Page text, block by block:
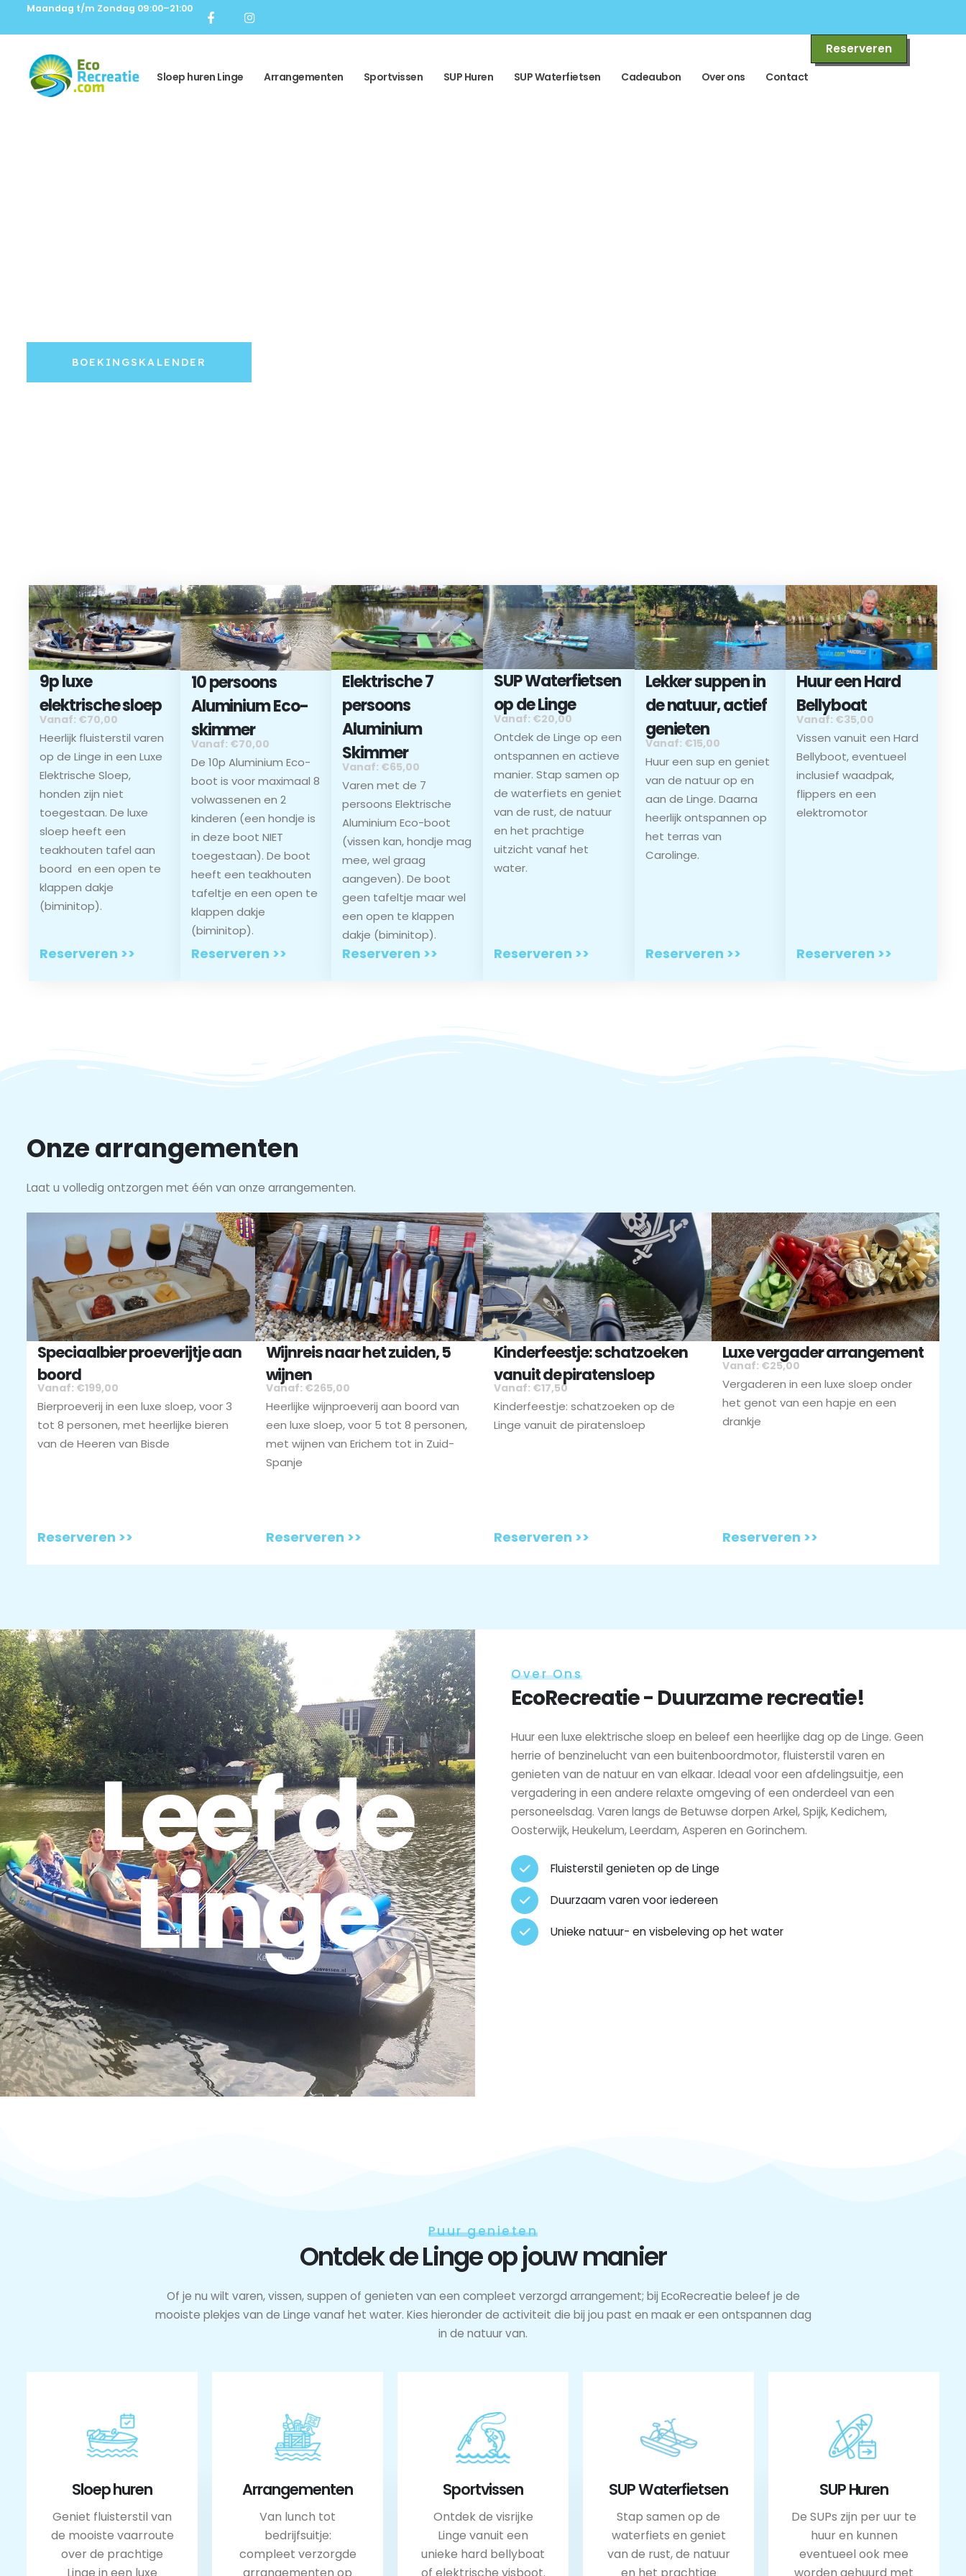
Maandag t/m Zondag 09:00–21:00
Sloep huren Linge Arrangementen Sportvissen SUP Huren SUP Waterfietsen Cadeaubon Over ons Contact
Reserveren
BOEKINGSKALENDER
9p luxe
elektrische sloep
Vanaf: €70,00
Heerlijk fluisterstil varen
op de Linge in een Luxe
Elektrische Sloep,
honden zijn niet
toegestaan. De luxe
sloep heeft een
teakhouten tafel aan
boord en een open te
klappen dakje
(biminitop).
Reserveren >>
10 persoons
Aluminium Eco-
skimmer
Vanaf: €70,00
De 10p Aluminium Eco-
boot is voor maximaal 8
volwassenen en 2
kinderen (een hondje is
in deze boot NIET
toegestaan). De boot
heeft een teakhouten
tafeltje en een open te
klappen dakje
(biminitop).
Reserveren >>
Elektrische 7
persoons
Aluminium
Skimmer
Vanaf: €65,00
Varen met de 7
persoons Elektrische
Aluminium Eco-boot
(vissen kan, hondje mag
mee, wel graag
aangeven). De boot
geen tafeltje maar wel
een open te klappen
dakje (biminitop).
Reserveren >>
SUP Waterfietsen
op de Linge
Vanaf: €20,00
Ontdek de Linge op een
ontspannen en actieve
manier. Stap samen op
de waterfiets en geniet
van de rust, de natuur
en het prachtige
uitzicht vanaf het
water.
Reserveren >>
Lekker suppen in
de natuur, actief
genieten
Vanaf: €15,00
Huur een sup en geniet
van de natuur op en
aan de Linge. Daarna
heerlijk ontspannen op
het terras van
Carolinge.
Reserveren >>
Huur een Hard
Bellyboat
Vanaf: €35,00
Vissen vanuit een Hard
Bellyboot, eventueel
inclusief waadpak,
flippers en een
elektromotor
Reserveren >>
Onze arrangementen
Laat u volledig ontzorgen met één van onze arrangementen.
Speciaalbier proeverijtje aan
boord
Vanaf: €199,00
Bierproeverij in een luxe sloep, voor 3
tot 8 personen, met heerlijke bieren
van de Heeren van Bisde
Reserveren >>
Wijnreis naar het zuiden, 5
wijnen
Vanaf: €265,00
Heerlijke wijnproeverij aan boord van
een luxe sloep, voor 5 tot 8 personen,
met wijnen van Erichem tot in Zuid-
Spanje
Reserveren >>
Kinderfeestje: schatzoeken
vanuit de piratensloep
Vanaf: €17,50
Kinderfeestje: schatzoeken op de
Linge vanuit de piratensloep
Reserveren >>
Luxe vergader arrangement
Vanaf: €25,00
Vergaderen in een luxe sloep onder
het genot van een hapje en een
drankje
Reserveren >>
Leef de
Linge
Over Ons
EcoRecreatie - Duurzame recreatie!
Huur een luxe elektrische sloep en beleef een heerlijke dag op de Linge. Geen
herrie of benzinelucht van een buitenboordmotor, fluisterstil varen en
genieten van de natuur en van elkaar. Ideaal voor een afdelingsuitje, een
vergadering in een andere relaxte omgeving of een onderdeel van een
personeelsdag. Varen langs de Betuwse dorpen Arkel, Spijk, Kedichem,
Oosterwijk, Heukelum, Leerdam, Asperen en Gorinchem.
Fluisterstil genieten op de Linge
Duurzaam varen voor iedereen
Unieke natuur- en visbeleving op het water
Puur genieten
Ontdek de Linge op jouw manier
Of je nu wilt varen, vissen, suppen of genieten van een compleet verzorgd arrangement; bij EcoRecreatie beleef je de
mooiste plekjes van de Linge vanaf het water. Kies hieronder de activiteit die bij jou past en maak er een ontspannen dag
in de natuur van.
Sloep huren
Geniet fluisterstil van
de mooiste vaarroute
over de prachtige
Arrangementen
Van lunch tot
bedrijfsuitje:
compleet verzorgde
Sportvissen
Ontdek de visrijke
Linge vanuit een
unieke hard bellyboat
SUP Waterfietsen
Stap samen op de
waterfiets en geniet
van de rust, de natuur
SUP Huren
De SUPs zijn per uur te
huur en kunnen
eventueel ook mee